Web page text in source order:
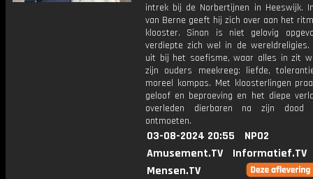
intrek bij de Norbertijnen in Heeswijk.
van Berne geeft hij zich over aan het
klooster. Sinan is niet gelovig
verdiepte zich wel in de wereldreligies.
uit bij het soefisme, waar alles in zit
zijn ouders meekreeg: liefde,
moreel kompas. Met kloosterlingen
geloof en beproeving en het diepe
overleden dierbaren na zijn
ontmoeten.
03-08-2024 20:55
NPO2
Amusement.TV
Informatief.TV
Mensen.TV